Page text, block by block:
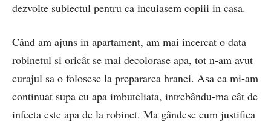
dezvolte subiectul pentru ca incuiasem copiii in casa.
Când am ajuns in apartament, am mai incercat o data
robinetul si oricât se mai decolorase apa, tot n-am avut
curajul sa o folosesc la prepararea hranei. Asa ca mi-am
continuat supa cu apa imbuteliata, intrebându-ma cât de
infecta este apa de la robinet. Ma gândesc cum justifica